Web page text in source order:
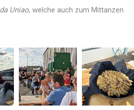
Uniao, welche auch zum Mittanzen